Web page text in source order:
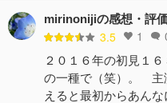
mirinonijiの感想・評
3.5 1
２０１６年の初見１
の一種で（笑）。 主
えると最初からあん